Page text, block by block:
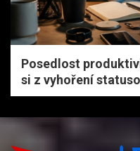
Posedlost
si z vyhoření